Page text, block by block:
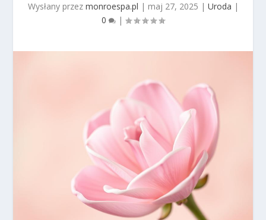
Wysłany przez monroespa.pl | maj 27, 2025 | Uroda |
0
|